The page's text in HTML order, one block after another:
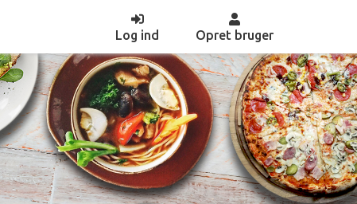
Log ind (current)Opret bruger